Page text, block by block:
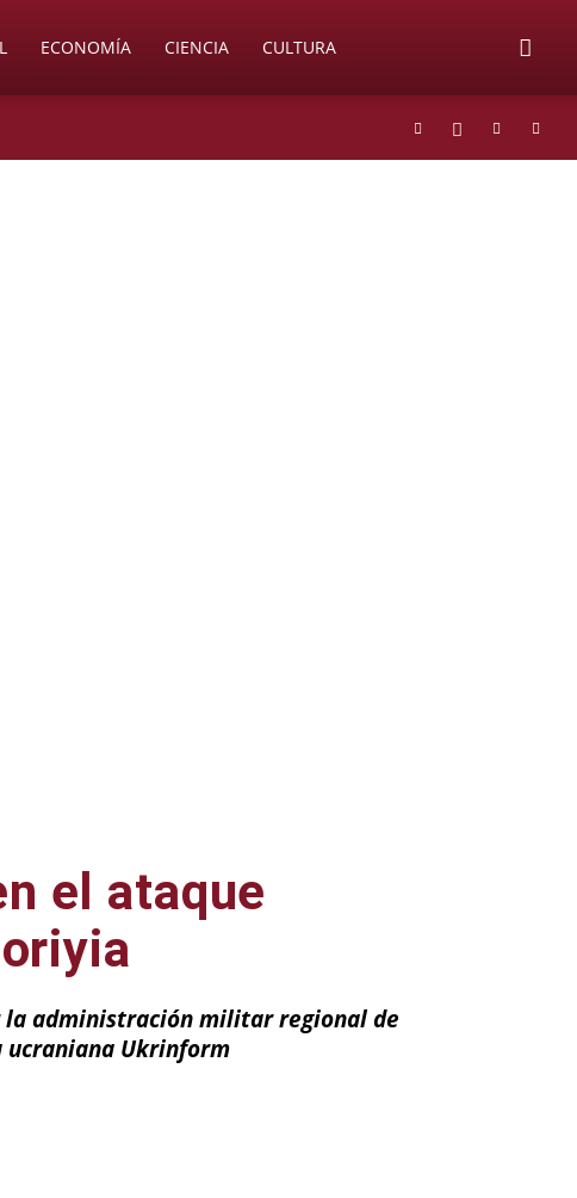
ECONOMÍA CIENCIA CULTURA
el ataque
la administración militar regional de
ucraniana Ukrinform